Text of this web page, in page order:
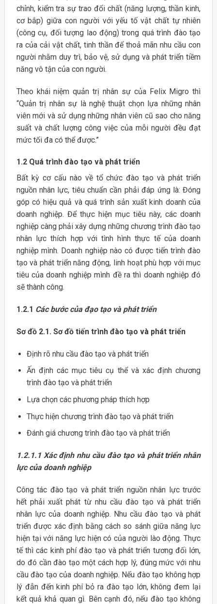
chỉnh, kiểm tra sự trao đổi chất (năng lượng, thần kinh,
cơ bắp) giữa con người với yếu tố vật chất tự nhiên
(công cụ, đối tượng lao động) trong quá trình đào tạo
ra của cải vật chất, tinh thần để thoả mãn nhu cầu con
người nhằm duy trì, bảo vệ, sử dụng và phát triển tiềm
năng vô tận của con người.
Theo khái niệm quản trị nhân sự của Felix Migro thì
“Quản trị nhân sự là nghệ thuật chọn lựa những nhân
viên mới và sử dụng những nhân viên cũ sao cho năng
suất và chất lượng công việc của mỗi người đều đạt
mức tối đa có thể được.”
1.2 Quá trình đào tạo và phát triển
Bất kỳ cơ cấu nào về tổ chức đào tạo và phát triển
nguồn nhân lực, tiêu chuẩn cần phải đáp ứng là: Đóng
góp có hiệu quả và quá trình sản xuất kinh doanh của
doanh nghiệp. Để thực hiện mục tiêu này, các doanh
nghiệp càng phải xây dựng những chương trình đào tạo
nhân lực thích hợp với tình hình thực tế của doanh
nghiệp mình. Doanh nghiệp nào có được tiến trình đào
tạo và phát triển năng động, linh hoạt phù hợp với mục
tiêu của doanh nghiệp mình đề ra thì doanh nghiệp đó
sẽ thành công.
1.2.1 Các bước của đạo tạo và phát triển
Sơ đồ 2.1. Sơ đồ tiến trình đào tạo và phát triển
Định rõ nhu cầu đào tạo và phát triển
Ấn định các mục tiêu cụ thể và xác định chương
trình đào tạo và phát triển
Lựa chọn các phương pháp thích hợp
Thực hiện chương trình đào tạo và phát triển
Đánh giá chương trình đào tạo và phát triển
1.2.1.1 Xác định nhu cầu đào tạo và phát triển nhân
lực của doanh nghiệp
Công tác đào tạo và phát triển nguồn nhân lực trước
hết phải xuất phát từ nhu cầu đào tạo và phát triển
nhân lực của doanh nghiệp. Nhu cầu đào tạo và phát
triển được xác định bằng cách so sánh giữa năng lực
hiện tại với năng lực hiện có của người lào động. Thực
tế thì các kinh phí đào tạo và phát triển tương đối lớn,
do đó cần đào tạo một cách hợp lý, đúng mức với nhu
cầu đào tạo của doanh nghiệp. Nếu đào tạo không hợp
lý đẫn đến kinh phí bỏ ra đào tạo lớn, không đem lại
kết quả khả quan gì. Bên cạnh đó, nếu đào tạo không